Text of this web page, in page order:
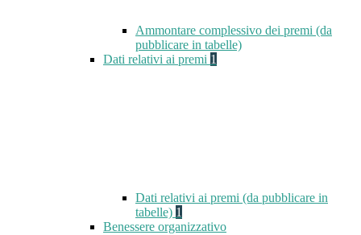
Ammontare complessivo dei premi (da
pubblicare in tabelle)
Dati relativi ai premi 1
Dati relativi ai premi (da pubblicare in
tabelle) 1
Benessere organizzativo